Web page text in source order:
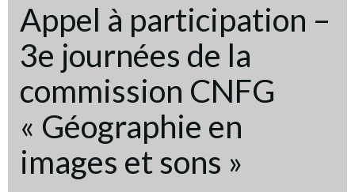
Appel à participation –
3e journées de la
commission CNFG
« Géographie en
images et sons »